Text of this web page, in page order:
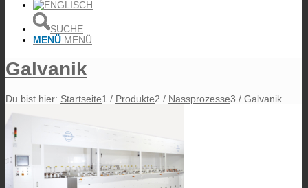
SUCHE
MENÜ MENÜ
Galvanik
Du bist hier: Startseite1 / Produkte2 / Nassprozesse3 / Galvanik